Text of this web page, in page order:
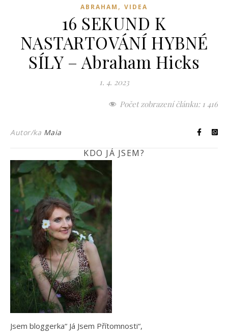
ABRAHAM , VIDEA
16 SEKUND K
NASTARTOVÁNÍ HYBNÉ
SÍLY – Abraham Hicks
1. 4. 2023
Počet zobrazení článku: 1 416
Autor/ka Maia
KDO JÁ JSEM?
Jsem bloggerka“ Já Jsem Přítomnosti“,